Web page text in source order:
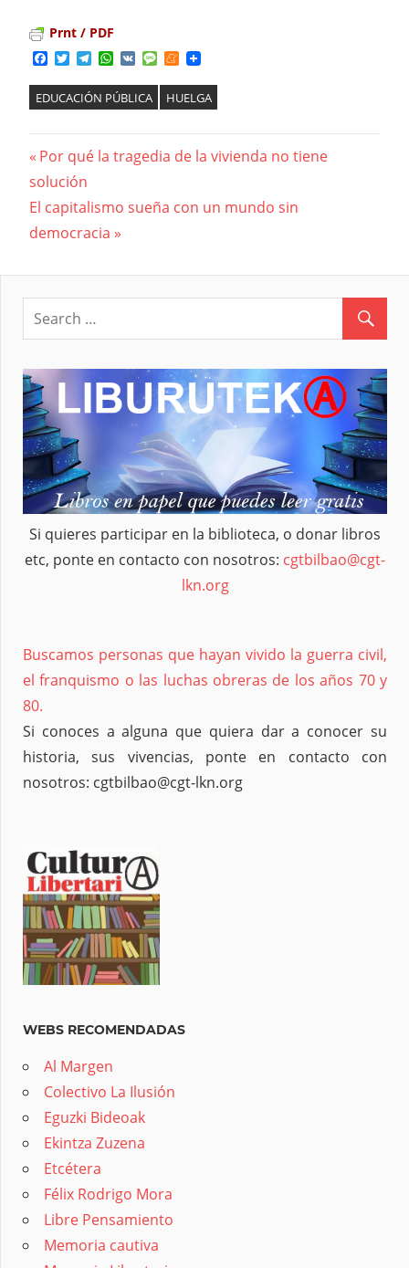
Prnt / PDF
Facebook
TwitterTelegram
WhatsApp
VK MessageMeneame
EDUCACIÓN PÚBLICA HUELGA
Navegación
de
Previous
Post:
Por qué la tragedia de la vivienda no tiene
solución
Next
Post:
El capitalismo sueña con un mundo sin
democracia
Si quieres participar en la biblioteca, o donar libros
etc, ponte en contacto con nosotros: cgtbilbao@cgt-
lkn.org
Buscamos personas que hayan vivido la guerra civil,
el franquismo o las luchas obreras de los años 70 y
80.
Si conoces a alguna que quiera dar a conocer su
historia, sus vivencias, ponte en contacto con
nosotros: cgtbilbao@cgt-lkn.org
WEBS RECOMENDADAS
Al Margen
Colectivo La Ilusión
Eguzki Bideoak
Ekintza Zuzena
Etcétera
Félix Rodrigo Mora
Libre Pensamiento
Memoria cautiva